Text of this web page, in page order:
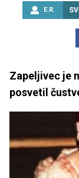
E.R.
Zapeljivec je
posvetil